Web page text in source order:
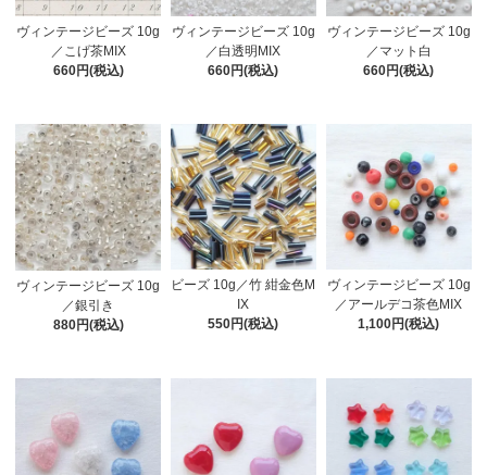
ヴィンテージビーズ 10g
／こげ茶MIX
660円(税込)
ヴィンテージビーズ 10g
／白透明MIX
660円(税込)
ヴィンテージビーズ 10g
／マット白
660円(税込)
ヴィンテージビーズ 10g
／銀引き
880円(税込)
ビーズ 10g／竹 紺金色M
IX
550円(税込)
ヴィンテージビーズ 10g
／アールデコ茶色MIX
1,100円(税込)